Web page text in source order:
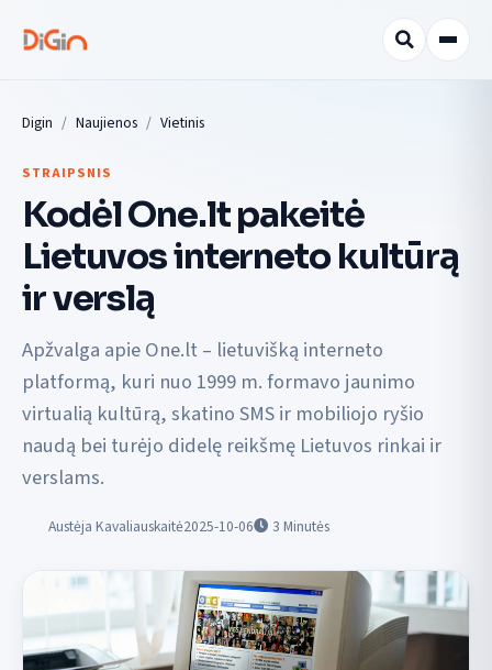
Digin Naujienos Vietinis
STRAIPSNIS
Kodėl One.lt pakeitė
Lietuvos interneto kultūrą
ir verslą
Apžvalga apie One.lt – lietuvišką interneto
platformą, kuri nuo 1999 m. formavo jaunimo
virtualią kultūrą, skatino SMS ir mobiliojo ryšio
naudą bei turėjo didelę reikšmę Lietuvos rinkai ir
verslams.
Austėja Kavaliauskaitė2025-10-06 3 Minutės